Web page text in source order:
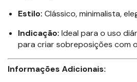
Estilo: Clássico, minimalista,
Indicação: Ideal para o uso
para criar sobreposições com
Informações Adicionais: